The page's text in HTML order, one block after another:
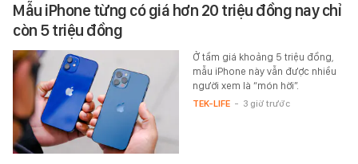
Mẫu iPhone từng có giá hơn 20 triệu đồng nay chỉ
còn 5 triệu đồng
Ở tầm giá khoảng 5 triệu đồng,
mẫu iPhone này vẫn được nhiều
người xem là “món hời”.
TEK-LIFE - 3 giờ trước